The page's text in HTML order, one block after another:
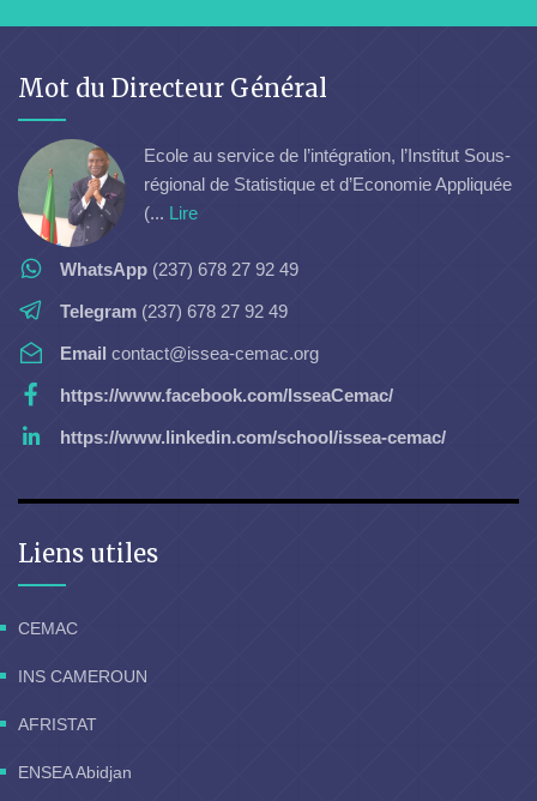
Mot du Directeur Général
Ecole au service de l’intégration, l’Institut Sous-
régional de Statistique et d’Economie Appliquée
(... Lire
WhatsApp (237) 678 27 92 49
Telegram (237) 678 27 92 49
Email contact@issea-cemac.org
https://www.facebook.com/IsseaCemac/
https://www.linkedin.com/school/issea-cemac/
Liens utiles
CEMAC
INS CAMEROUN
AFRISTAT
ENSEA Abidjan